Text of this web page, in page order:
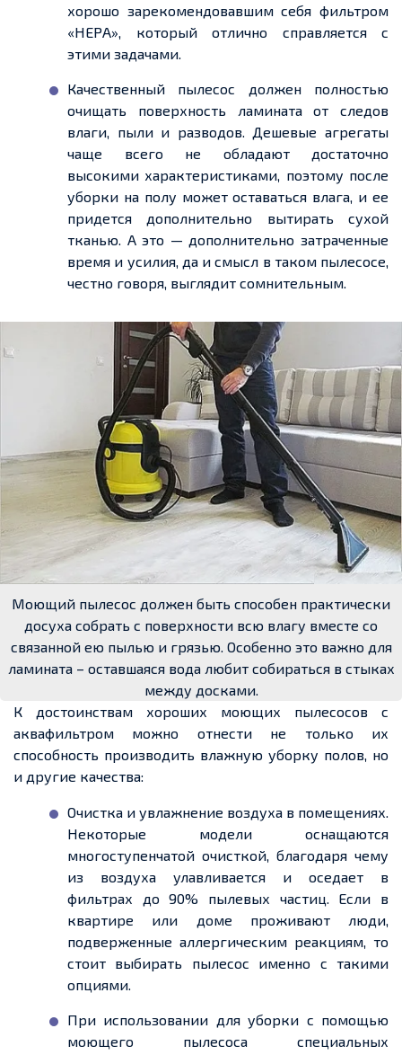
хорошо зарекомендовавшим себя фильтром
«НЕРА», который отлично справляется с
этими задачами.
Качественный пылесос должен полностью
очищать поверхность ламината от следов
влаги, пыли и разводов. Дешевые агрегаты
чаще всего не обладают достаточно
высокими характеристиками, поэтому после
уборки на полу может оставаться влага, и ее
придется дополнительно вытирать сухой
тканью. А это — дополнительно затраченные
время и усилия, да и смысл в таком пылесосе,
честно говоря, выглядит сомнительным.
Моющий пылесос должен быть способен практически
досуха собрать с поверхности всю влагу вместе со
связанной ею пылью и грязью. Особенно это важно для
ламината – оставшаяся вода любит собираться в стыках
между досками.
К достоинствам хороших моющих пылесосов с
аквафильтром можно отнести не только их
способность производить влажную уборку полов, но
и другие качества:
Очистка и увлажнение воздуха в помещениях.
Некоторые модели оснащаются
многоступенчатой очисткой, благодаря чему
из воздуха улавливается и оседает в
фильтрах до 90% пылевых частиц. Если в
квартире или доме проживают люди,
подверженные аллергическим реакциям, то
стоит выбирать пылесос именно с такими
опциями.
При использовании для уборки с помощью
моющего пылесоса специальных